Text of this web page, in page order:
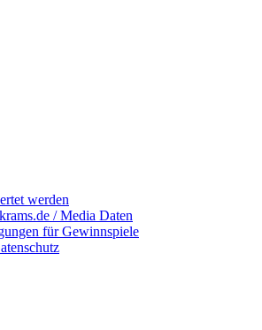
werden
/ Media Daten
für Gewinnspiele